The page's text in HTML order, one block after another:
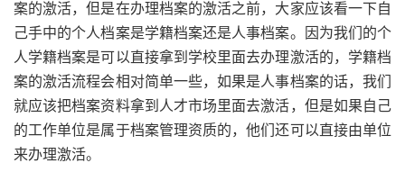
案的激活，但是在办理档案的激活之前，大家应该看一下自
己手中的个人档案是学籍档案还是人事档案。因为我们的个
人学籍档案是可以直接拿到学校里面去办理激活的，学籍档
案的激活流程会相对简单一些，如果是人事档案的话，我们
就应该把档案资料拿到人才市场里面去激活，但是如果自己
的工作单位是属于档案管理资质的，他们还可以直接由单位
来办理激活。